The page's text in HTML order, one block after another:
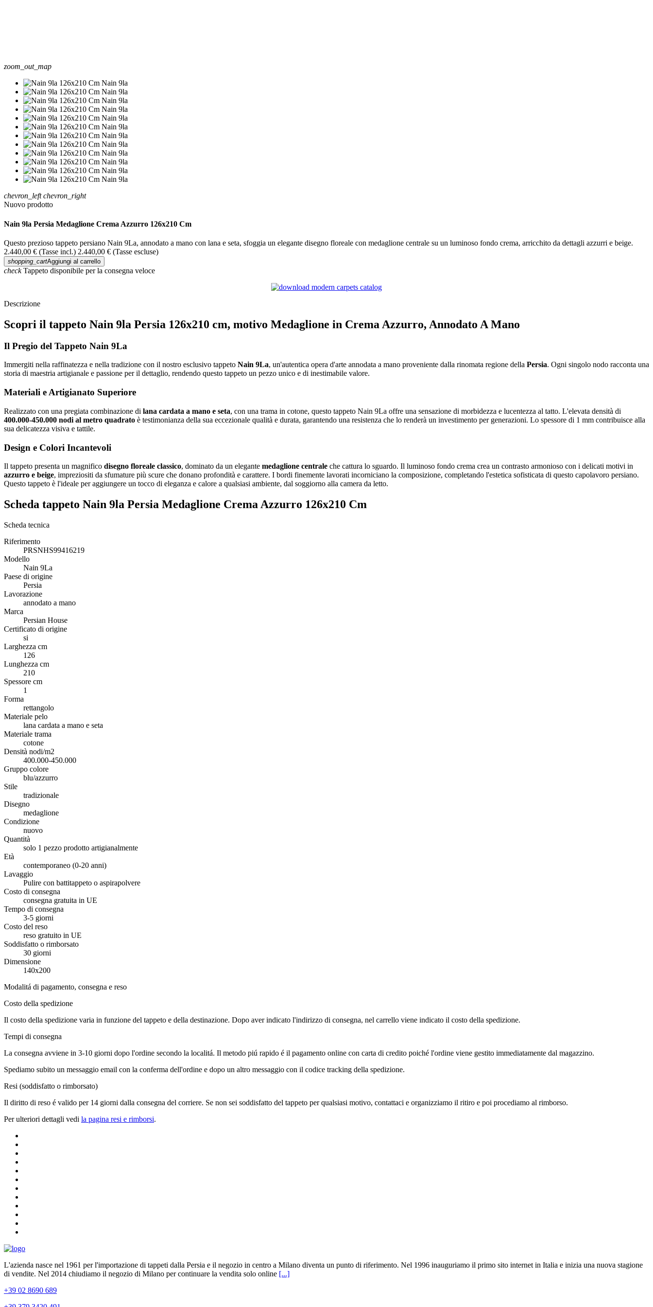
zoom_out_map
chevron_left chevron_right
Nuovo prodotto
Nain 9la Persia Medaglione Crema Azzurro 126x210 Cm
Questo prezioso tappeto persiano Nain 9La, annodato a mano con lana e seta, sfoggia un elegante disegno floreale con medaglione centrale su un luminoso fondo crema, arricchito da dettagli azzurri e beige.
2.440,00 € (Tasse incl.) 2.440,00 € (Tasse escluse)
shopping_cartAggiungi al carrello
checkTappeto disponibile per la consegna veloce
Descrizione
Scopri il tappeto Nain 9la Persia 126x210 cm, motivo Medaglione in Crema Azzurro, Annodato A Mano
Il Pregio del Tappeto Nain 9La
Immergiti nella raffinatezza e nella tradizione con il nostro esclusivo tappeto Nain 9La, un'autentica opera d'arte annodata a mano proveniente dalla rinomata regione della Persia. Ogni singolo nodo racconta una
storia di maestria artigianale e passione per il dettaglio, rendendo questo tappeto un pezzo unico e di inestimabile valore.
Materiali e Artigianato Superiore
Realizzato con una pregiata combinazione di lana cardata a mano e seta, con una trama in cotone, questo tappeto Nain 9La offre una sensazione di morbidezza e lucentezza al tatto. L'elevata densità di
400.000-450.000 nodi al metro quadrato è testimonianza della sua eccezionale qualità e durata, garantendo una resistenza che lo renderà un investimento per generazioni. Lo spessore di 1 mm contribuisce alla
sua delicatezza visiva e tattile.
Design e Colori Incantevoli
Il tappeto presenta un magnifico disegno floreale classico, dominato da un elegante medaglione centrale che cattura lo sguardo. Il luminoso fondo crema crea un contrasto armonioso con i delicati motivi in
azzurro e beige, impreziositi da sfumature più scure che donano profondità e carattere. I bordi finemente lavorati incorniciano la composizione, completando l'estetica sofisticata di questo capolavoro persiano.
Questo tappeto è l'ideale per aggiungere un tocco di eleganza e calore a qualsiasi ambiente, dal soggiorno alla camera da letto.
Scheda tappeto Nain 9la Persia Medaglione Crema Azzurro 126x210 Cm
Scheda tecnica
Riferimento
PRSNHS99416219
Modello
Nain 9La
Paese di origine
Persia
Lavorazione
annodato a mano
Marca
Persian House
Certificato di origine
si
Larghezza cm
126
Lunghezza cm
210
Spessore cm
1
Forma
rettangolo
Materiale pelo
lana cardata a mano e seta
Materiale trama
cotone
Densità nodi/m2
400.000-450.000
Gruppo colore
blu/azzurro
Stile
tradizionale
Disegno
medaglione
Condizione
nuovo
Quantità
solo 1 pezzo prodotto artigianalmente
Età
contemporaneo (0-20 anni)
Lavaggio
Pulire con battitappeto o aspirapolvere
Costo di consegna
consegna gratuita in UE
Tempo di consegna
3-5 giorni
Costo del reso
reso gratuito in UE
Soddisfatto o rimborsato
30 giorni
Dimensione
140x200
Modalitá di pagamento, consegna e reso
Costo della spedizione
Il costo della spedizione varia in funzione del tappeto e della destinazione. Dopo aver indicato l'indirizzo di consegna, nel carrello viene indicato il costo della spedizione.
Tempi di consegna
La consegna avviene in 3-10 giorni dopo l'ordine secondo la localitá. Il metodo piú rapido é il pagamento online con carta di credito poiché l'ordine viene gestito immediatamente dal magazzino.
Spediamo subito un messaggio email con la conferma dell'ordine e dopo un altro messaggio con il codice tracking della spedizione.
Resi (soddisfatto o rimborsato)
Il diritto di reso é valido per 14 giorni dalla consegna del corriere. Se non sei soddisfatto del tappeto per qualsiasi motivo, contattaci e organizziamo il ritiro e poi procediamo al rimborso.
Per ulteriori dettagli vedi la pagina resi e rimborsi.
L'azienda nasce nel 1961 per l'importazione di tappeti dalla Persia e il negozio in centro a Milano diventa un punto di riferimento. Nel 1996 inauguriamo il primo sito internet in Italia e inizia una nuova stagione
di vendite. Nel 2014 chiudiamo il negozio di Milano per continuare la vendita solo online [...]
+39 02 8690 689